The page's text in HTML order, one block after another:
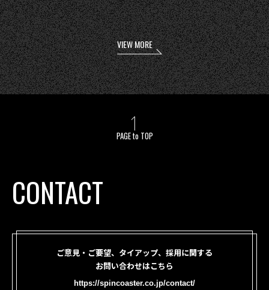
VIEW MORE
PAGE to TOP
CONTACT
ご意見・ご要望、タイアップ、採用に関する
お問い合わせはこちら
https://spincoaster.co.jp/contact/